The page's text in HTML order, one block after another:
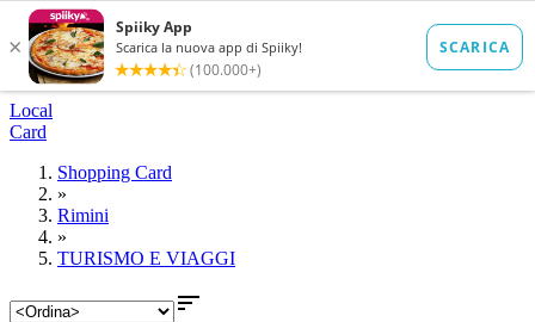
Local
Card
Shopping Card
»
Rimini
»
TURISMO E VIAGGI
